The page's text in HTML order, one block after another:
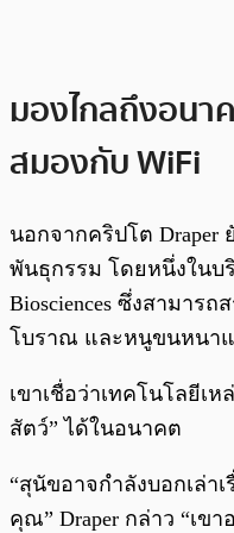
มองไกลถึงอนา
สมองกับ WiFi
นอกจากคริปโต Draper
พันธุกรรม โดยหนึ่งในบ
Biosciences ซึ่งสามาร
โบราณ และหนูขนหนา
เขาเชื่อว่าเทคโนโลยีเ
สัตว์” ได้ในอนาคต
“สุนัขอาจกำลังบอกเล่า
คุณ” Draper กล่าว “เข